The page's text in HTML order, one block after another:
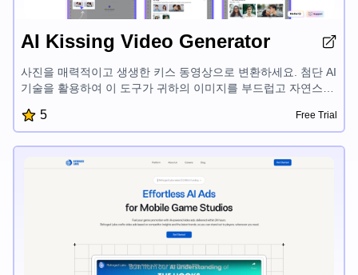
AI Kissing Video Generator
사진을 매력적이고 생생한 키스 동영상으로 변환하세요. 첨단 AI
기술을 활용하여 이 도구가 귀하의 이미지를 부드럽고 자연스럽
하여 각 애니메이션을 고유하게 만드세요. 로맨틱한 선물, 소셜
미디어 콘텐츠 또는 창의적인 프로젝트에 적합한 고화질 결과물
고 걱정 없는 경험을 보장합니다. AI의 힘을 unleash하여 귀하의
사진을 잊을 수 없는 방식으로 살아나게 하세요.
5 Free Trial